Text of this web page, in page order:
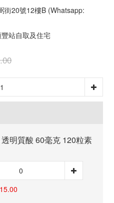
街20號12樓B (Whatsapp:
站自取及住宅
明質酸 60毫克 120粒素